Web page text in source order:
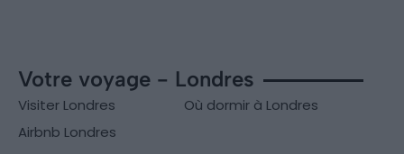
Votre voyage - Londres
Visiter Londres
Où dormir à Londres
Airbnb Londres